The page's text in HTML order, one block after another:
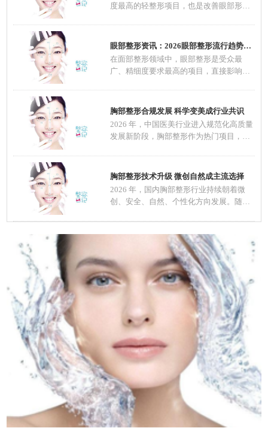
度最高的轻整形项目，也是改善眼部形
眼部整形资讯：2026眼部整形流行趋势，自然定
在面部整形领域中，眼部整形是受众最
广、精细度要求最高的项目，直接影响面
胸部整形合规发展 科学变美成行业共识
2026 年，中国医美行业进入规范化高质量
发展新阶段，胸部整形作为热门项目，在
胸部整形技术升级 微创自然成主流选择
2026 年，国内胸部整形行业持续朝着微
创、安全、自然、个性化方向发展。随着